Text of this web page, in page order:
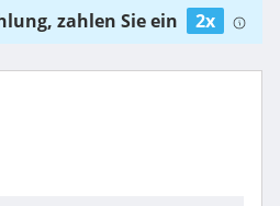
zahlen Sie ein 2x